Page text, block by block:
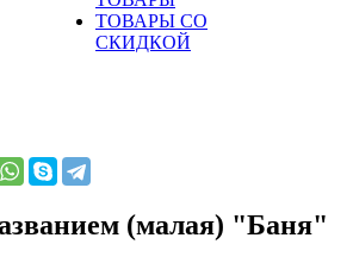
ТОВАРЫ СО
СКИДКОЙ
(малая) "Баня"